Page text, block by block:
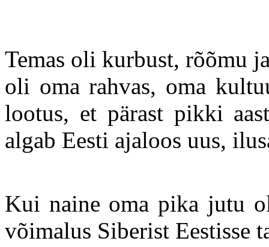
Temas oli kurbust, rõõmu
oli oma rahvas, oma
lootus, et pärast pikki
algab Eesti ajaloos uus,
Kui naine oma pika jutu
võimalus Siberist Eestisse